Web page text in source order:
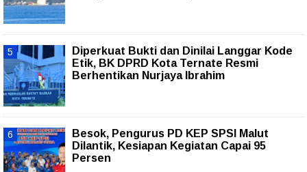
Diperkuat Bukti dan Dinilai Langgar Kode
Etik, BK DPRD Kota Ternate Resmi
Berhentikan Nurjaya Ibrahim
Besok, Pengurus PD KEP SPSI Malut
Dilantik, Kesiapan Kegiatan Capai 95
Persen